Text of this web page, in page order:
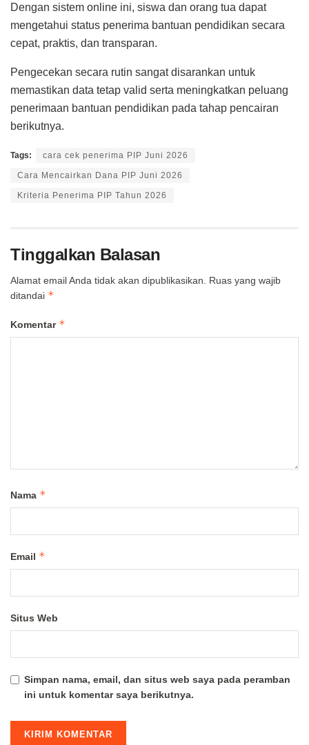
Dengan sistem online ini, siswa dan orang tua dapat
mengetahui status penerima bantuan pendidikan secara
cepat, praktis, dan transparan.
Pengecekan secara rutin sangat disarankan untuk
memastikan data tetap valid serta meningkatkan peluang
penerimaan bantuan pendidikan pada tahap pencairan
berikutnya.
Tags: cara cek penerima PIP Juni 2026
Cara Mencairkan Dana PIP Juni 2026
Kriteria Penerima PIP Tahun 2026
Tinggalkan Balasan
Alamat email Anda tidak akan dipublikasikan.
Ruas yang wajib
ditandai *
Komentar *
Nama *
Email *
Situs Web
Simpan nama, email, dan situs web saya pada peramban
ini untuk komentar saya berikutnya.